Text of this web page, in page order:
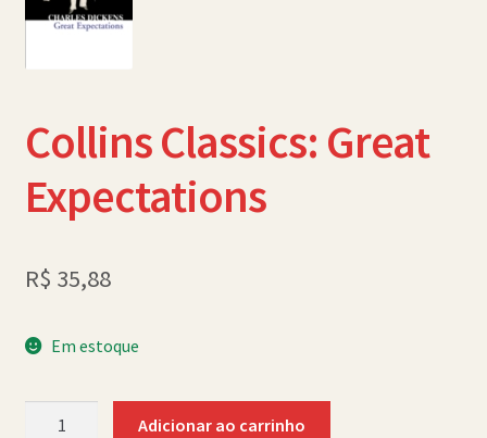
Contato
Política de Cookies (BR)
Quem Somos
Collins Classics: Great
Expectations
R$ 35,88
Em estoque
Adicionar ao carrinho